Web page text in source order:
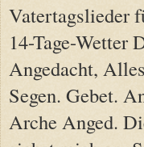
Vatertagslieder
14-Tage-
Angedacht,
Segen. Gebet.
Arche Anged.